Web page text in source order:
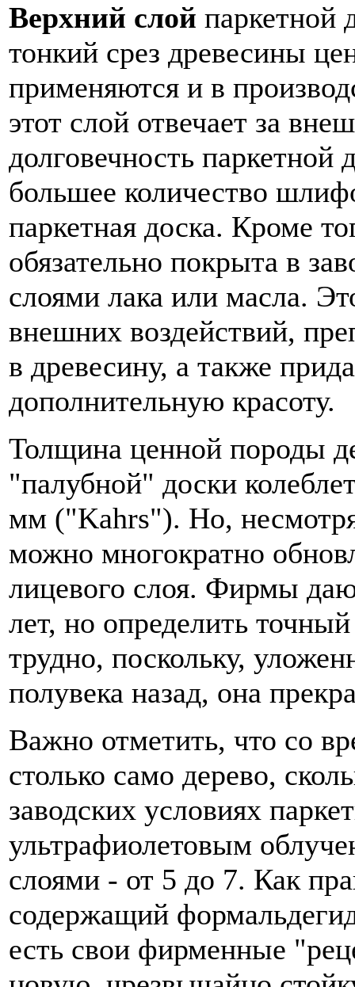
Верхний слой паркетной
тонкий срез древесины
применяются и в
этот слой отвечает за
долговечность
большее количество
паркетная доска. Кроме
обязательно покрыта в
слоями лака или масла.
внешних воздействий,
в древесину, а также
дополнительную красоту.
Толщина ценной породы
"палубной" доски
мм ("Kahrs"). Но,
можно многократно
лицевого слоя. Фирмы
лет, но определить
трудно, поскольку,
полувека назад, она
Важно отметить, что со
столько само дерево,
заводских условиях
ультрафиолетовым
слоями - от 5 до 7. Как
содержащий
есть свои фирменные